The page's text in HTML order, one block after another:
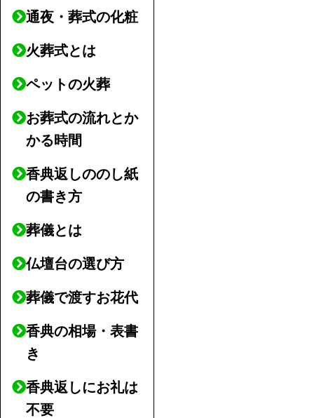
通夜・葬式の化粧
火葬式とは
ペットの火葬
お葬式の流れとか
かる時間
香典返しののし紙
の書き方
葬儀とは
仏壇台の選び方
葬儀で渡すお花代
香典の相場・表書
き
香典返しにお礼は
不要